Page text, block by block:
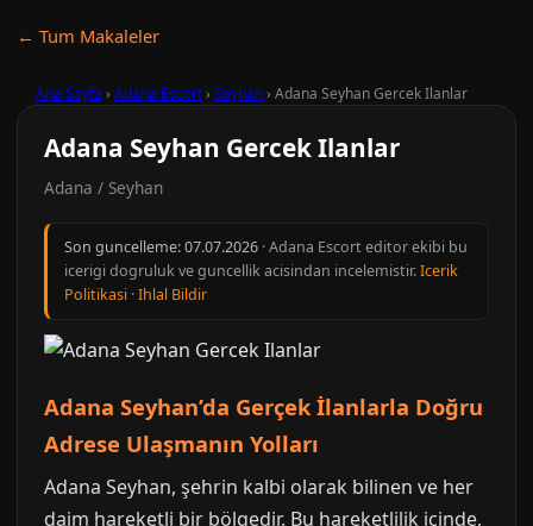
← Tum Makaleler
Ana Sayfa › Adana Escort› Seyhan› Adana Seyhan Gercek Ilanlar
Adana Seyhan Gercek Ilanlar
Adana / Seyhan
Son guncelleme:07.07.2026 · Adana Escort editor ekibi bu
icerigi dogruluk ve guncellik acisindan incelemistir.Icerik
Politikasi ·Ihlal Bildir
Adana Seyhan’da Gerçek İlanlarla Doğru
Adrese Ulaşmanın Yolları
Adana Seyhan, şehrin kalbi olarak bilinen ve her
daim hareketli bir bölgedir. Bu hareketlilik içinde,